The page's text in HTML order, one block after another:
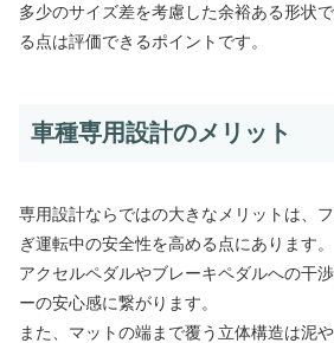
多少のサイズ差を考慮した余裕ある形状
る点は評価できるポイントです。
車種専用設計のメリット
専用設計ならではの大きなメリットは、
ぎ運転中の安全性を高める点にあります。
アクセルペダルやブレーキペダルへの干
ーの安心感に繋がります。
また、マットの端まで覆う立体構造は泥